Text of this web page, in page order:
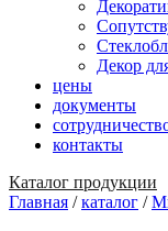
Декор
цены
документы
контакты
Каталог продукции
Главная /каталог /